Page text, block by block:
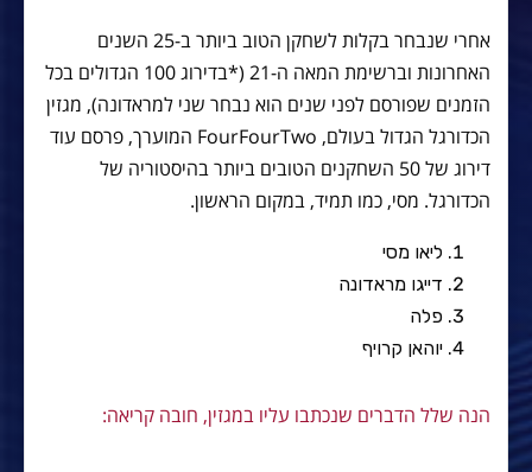
אחרי שנבחר בקלות לשחקן הטוב ביותר ב-25 השנים
האחרונות וברשימת המאה ה-21 (*בדירוג 100 הגדולים בכל
הזמנים שפורסם לפני שנים הוא נבחר שני למראדונה), מגזין
הכדורגל הגדול בעולם, FourFourTwo המוערך, פרסם עוד
דירוג של 50 השחקנים הטובים ביותר בהיסטוריה של
הכדורגל. מסי, כמו תמיד, במקום הראשון.‎
ליאו מסי
דייגו מראדונה
פלה
יוהאן קרויף
הנה שלל הדברים שנכתבו עליו במגזין, חובה קריאה: